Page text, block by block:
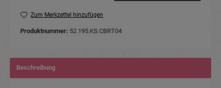
Zum Merkzettel hinzufügen
Produktnummer: 52.195.KS.CBRT04
Beschreibung